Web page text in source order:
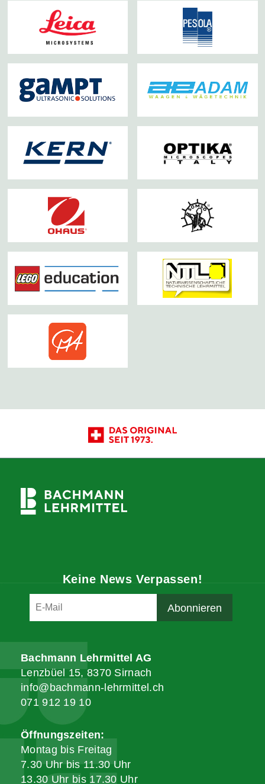
Keine News Verpassen!
Bachmann Lehrmittel AG
Lenzbüel 15, 8370 Sirnach
info@bachmann-lehrmittel.ch
071 912 19 10
Öffnungszeiten:
Montag bis Freitag
7.30 Uhr bis 11.30 Uhr
13.30 Uhr bis 17.30 Uhr